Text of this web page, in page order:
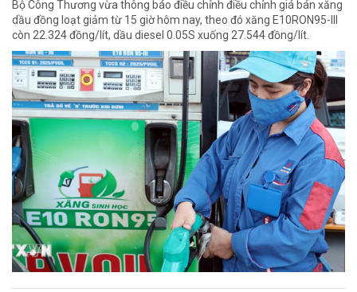
Bộ Công Thương vừa thông báo điều chỉnh điều chỉnh giá bán xăng
dầu đồng loạt giảm từ 15 giờ hôm nay, theo đó xăng E10RON95-III
còn 22.324 đồng/lít, dầu diesel 0.05S xuống 27.544 đồng/lít.